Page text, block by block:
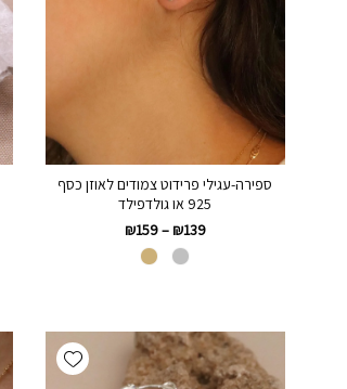
ספירה-עגילי פרידוט צמודים לאוזן כסף
925 או גולדפילד
₪139
–
₪159
Add wishlist